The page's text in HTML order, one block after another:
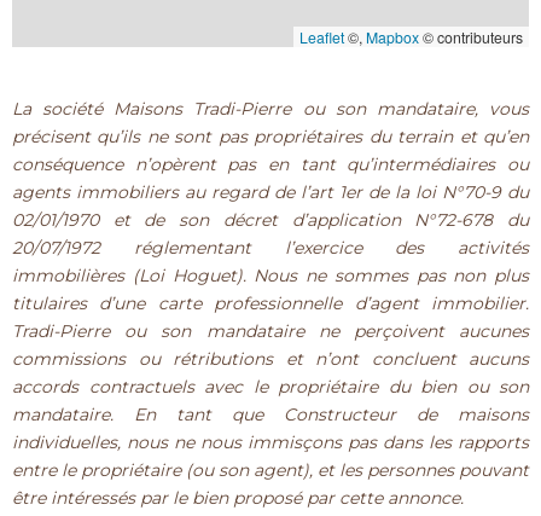
Leaflet©, Mapbox© contributeurs
La société Maisons Tradi-Pierre ou son mandataire, vous
précisent qu’ils ne sont pas propriétaires du terrain et qu’en
conséquence n’opèrent pas en tant qu’intermédiaires ou
agents immobiliers au regard de l’art 1er de la loi N°70-9 du
02/01/1970 et de son décret d’application N°72-678 du
20/07/1972 réglementant l’exercice des activités
immobilières (Loi Hoguet). Nous ne sommes pas non plus
titulaires d’une carte professionnelle d’agent immobilier.
Tradi-Pierre ou son mandataire ne perçoivent aucunes
commissions ou rétributions et n’ont concluent aucuns
accords contractuels avec le propriétaire du bien ou son
mandataire. En tant que Constructeur de maisons
individuelles, nous ne nous immisçons pas dans les rapports
entre le propriétaire (ou son agent), et les personnes pouvant
être intéressés par le bien proposé par cette annonce.